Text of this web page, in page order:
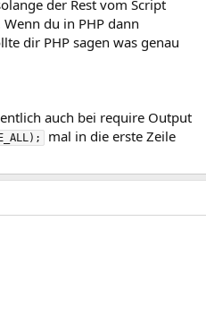
der Rest vom Script
du in PHP dann
dir PHP sagen was genau
auch bei require Output
mal in die erste Zeile